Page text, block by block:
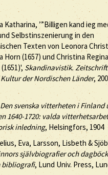
Katharina, ’”Billigen kand ieg
Selbstinszenierung in den
Texten von Leonora
Horn (1657) und Christina
Skandinavistik.
der Nordischen Länder,
Den svenska vitterheten i Finland
1640-1720: valda
inledning, Helsingfors, 1904
Eva, Larsson, Lisbeth &
självbiografier och
bibliografi, Lund Univ. Press,